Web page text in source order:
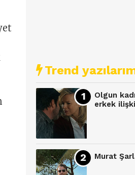
Trend
Olgun
erkek
Murat